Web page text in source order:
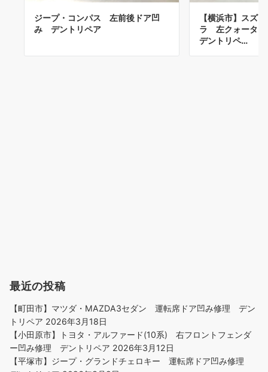
ジープ・コンパス 左前後ドア凹
み デントリペア
【横浜市】スズ
ラ 左クォータ
デントリペ…
最近の投稿
【町田市】マツダ・MAZDA3セダン 運転席ドア凹み修理 デン
トリペア 2026年3月18日
【小田原市】トヨタ・アルファード(10系) 右フロントフェンダ
ー凹み修理 デントリペア 2026年3月12日
【平塚市】ジープ・グランドチェロキー 運転席ドア凹み修理